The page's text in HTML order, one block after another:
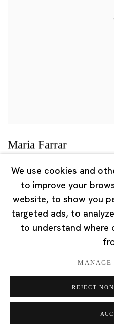
Maria Farrar
“Katja Farin, Maria Farrar,
2024年3月21日
We use cookies and
to improve your
website, to show you
targeted ads, to
to understand where
MANAGE
REJECT